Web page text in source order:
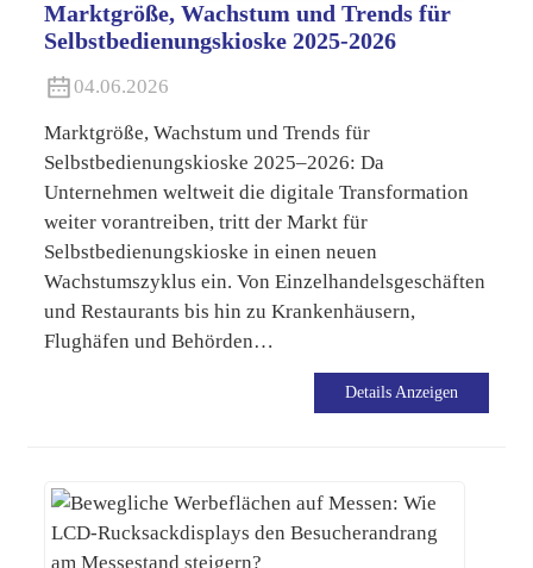
Marktgröße, Wachstum und Trends für
Selbstbedienungskioske 2025-2026
04.06.2026
Marktgröße, Wachstum und Trends für
Selbstbedienungskioske 2025–2026: Da
Unternehmen weltweit die digitale Transformation
weiter vorantreiben, tritt der Markt für
Selbstbedienungskioske in einen neuen
Wachstumszyklus ein. Von Einzelhandelsgeschäften
und Restaurants bis hin zu Krankenhäusern,
Flughäfen und Behörden…
Details Anzeigen